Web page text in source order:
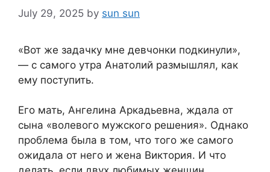
July 29, 2025 by sun sun
«Вот же задачку мне девчонки подкинули»,
— с самого утра Анатолий размышлял, как
ему поступить.
Его мать, Ангелина Аркадьевна, ждала от
сына «волевого мужского решения». Однако
проблема была в том, что того же самого
ожидала от него и жена Виктория. И что